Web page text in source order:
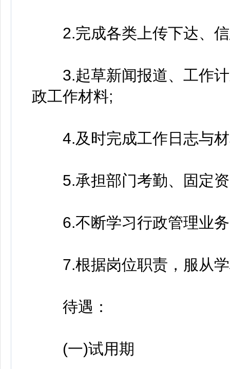
2.完成各类上传下达、信
3.起草新闻报道、工作计
政工作材料;
4.及时完成工作日志与材
5.承担部门考勤、固定资
6.不断学习行政管理业务
7.根据岗位职责，服从学
待遇：
(一)试用期